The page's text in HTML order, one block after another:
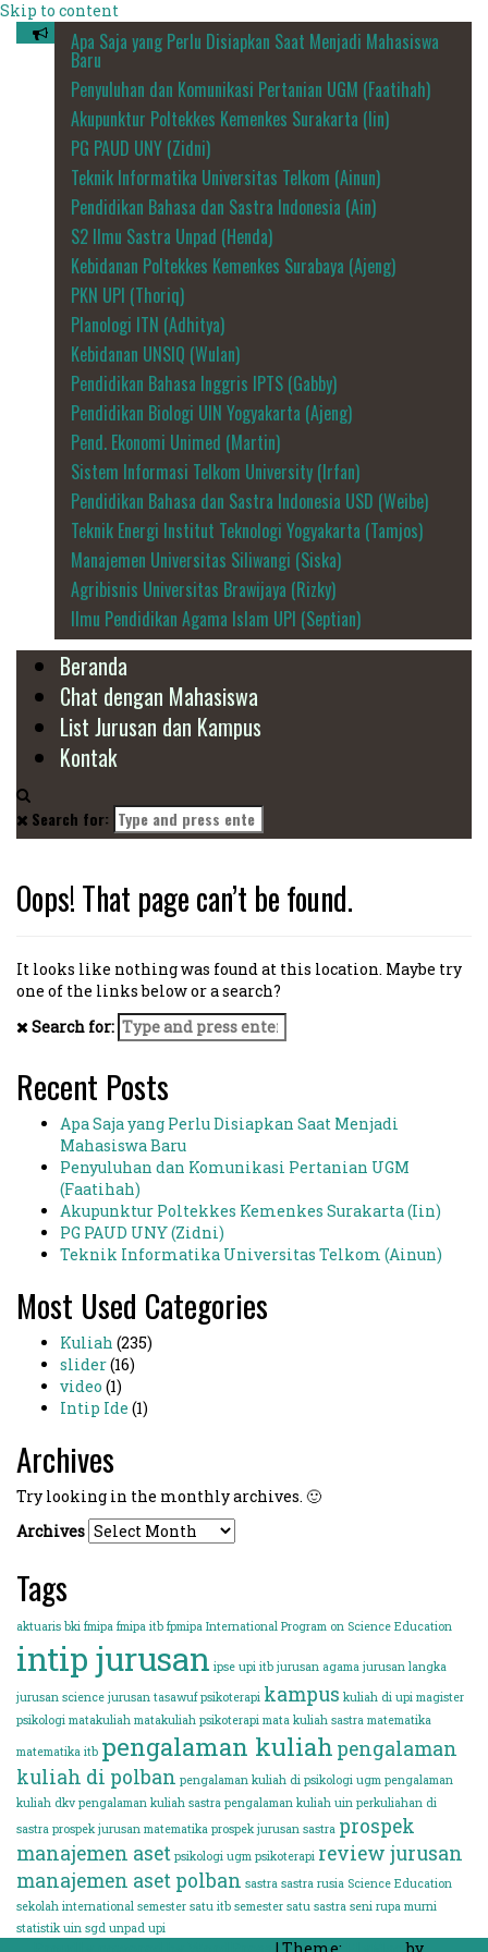
Skip to content
Apa Saja yang Perlu Disiapkan Saat Menjadi Mahasiswa
Baru
Penyuluhan dan Komunikasi Pertanian UGM (Faatihah)
Akupunktur Poltekkes Kemenkes Surakarta (Iin)
PG PAUD UNY (Zidni)
Teknik Informatika Universitas Telkom (Ainun)
Pendidikan Bahasa dan Sastra Indonesia (Ain)
S2 Ilmu Sastra Unpad (Henda)
Kebidanan Poltekkes Kemenkes Surabaya (Ajeng)
PKN UPI (Thoriq)
Planologi ITN (Adhitya)
Kebidanan UNSIQ (Wulan)
Pendidikan Bahasa Inggris IPTS (Gabby)
Pendidikan Biologi UIN Yogyakarta (Ajeng)
Pend. Ekonomi Unimed (Martin)
Sistem Informasi Telkom University (Irfan)
Pendidikan Bahasa dan Sastra Indonesia USD (Weibe)
Teknik Energi Institut Teknologi Yogyakarta (Tamjos)
Manajemen Universitas Siliwangi (Siska)
Agribisnis Universitas Brawijaya (Rizky)
Ilmu Pendidikan Agama Islam UPI (Septian)
Beranda
Chat dengan Mahasiswa
List Jurusan dan Kampus
Kontak
Search for:
Oops! That page can’t be found.
It looks like nothing was found at this location. Maybe try
one of the links below or a search?
Search for:
Recent Posts
Apa Saja yang Perlu Disiapkan Saat Menjadi
Mahasiswa Baru
Penyuluhan dan Komunikasi Pertanian UGM
(Faatihah)
Akupunktur Poltekkes Kemenkes Surakarta (Iin)
PG PAUD UNY (Zidni)
Teknik Informatika Universitas Telkom (Ainun)
Most Used Categories
Kuliah (235)
slider(16)
video (1)
Intip Ide (1)
Archives
Try looking in the monthly archives. 🙂
Archives
Tags
aktuaris bki fmipa fmipa itb fpmipa International Program on Science Education
intip jurusan ipse upi itb jurusan agama jurusan langka
jurusan science jurusan tasawuf psikoterapi kampus kuliah di upi magister
psikologi matakuliah matakuliah psikoterapi mata kuliah sastra matematika
matematika itb pengalaman kuliah pengalaman
kuliah di polban pengalaman kuliah di psikologi ugm pengalaman
kuliah dkv pengalaman kuliah sastra pengalaman kuliah uin perkuliahan di
sastra prospek jurusan matematika prospek jurusan sastra prospek
manajemen aset psikologi ugm psikoterapi review jurusan
manajemen aset polban sastra sastra rusia Science Education
sekolah international semester satu itb semester satu sastra seni rupa murni
statistik uin sgd unpad upi